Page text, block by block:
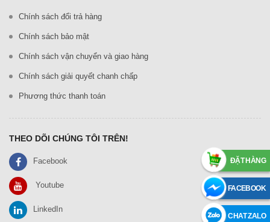
ĐẶT HÀNG
FACEBOOK
CHAT ZALO
Chính sách đổi trả hàng
Chính sách bảo mật
Chính sách vận chuyển và giao hàng
Chính sách giải quyết chanh chấp
Phương thức thanh toán
THEO DÕI CHÚNG TÔI TRÊN!
Facebook
Youtube
LinkedIn